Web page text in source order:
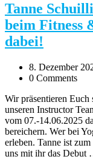
Tanne
beim Fitness
dabei!
8. Dezember
0 Comments
Wir präsentieren
unseren Instructor
vom 07.-14.06.2025
bereichern. Wer bei
erleben. Tanne ist
uns mit ihr das Debut